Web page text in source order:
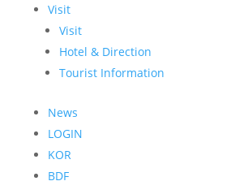
Visit
Visit
Hotel & Direction
Tourist Information
News
LOGIN
KOR
BDF